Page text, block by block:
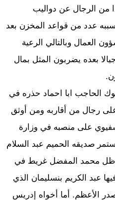
من الرجال عن دواليب
عدد من قواعد المخزن بعد
العمال وبالتالي الرعية
بعده يضربون المثل بمال
الحاجب ابا احماد حذره في
رجال من أقاربه ومن أوثق
على منصبه في وزارة
صديقه الحميم عبد السلام
ظل محمد المفضل غريط في
عبد الكريم بنسليمان الذي
الأعظم. أما أخواه إدريس